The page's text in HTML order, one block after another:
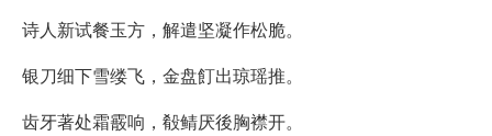
诗人新试餐玉方，解遣坚凝作松脆。
银刀细下雪缕飞，金盘飣出琼瑶推。
齿牙著处霜霰响，殽鲭厌後胸襟开。